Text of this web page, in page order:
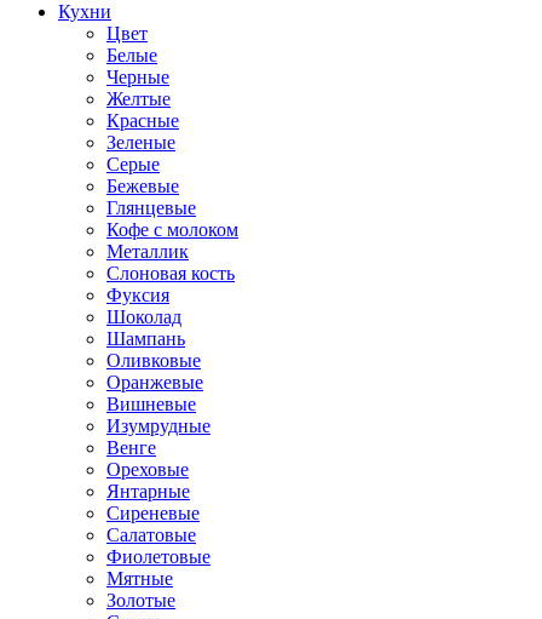
Кухни
Цвет
Белые
Черные
Желтые
Красные
Зеленые
Серые
Бежевые
Глянцевые
Кофе с молоком
Металлик
Слоновая кость
Фуксия
Шоколад
Шампань
Оливковые
Оранжевые
Вишневые
Изумрудные
Венге
Ореховые
Янтарные
Сиреневые
Салатовые
Фиолетовые
Мятные
Золотые